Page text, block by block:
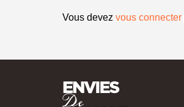
Vous devez vous connecter